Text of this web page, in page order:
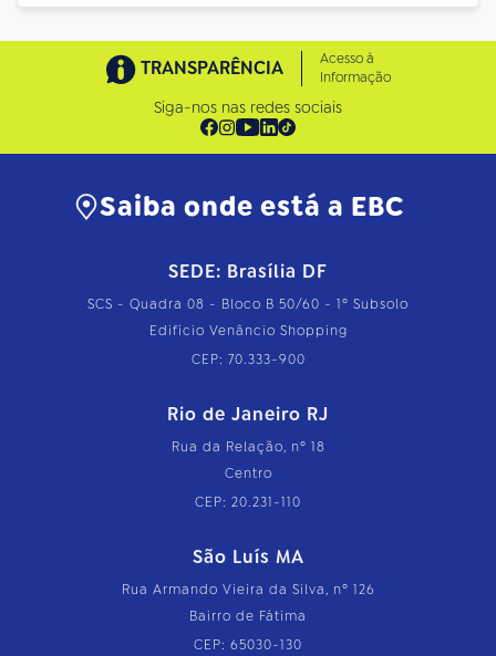
TRANSPARÊNCIA
Acesso à
Informação
Siga-nos nas redes sociais
Saiba onde está a EBC
SEDE: Brasília DF
SCS - Quadra 08 - Bloco B 50/60 - 1º Subsolo
Edifício Venâncio Shopping
CEP: 70.333-900
Rio de Janeiro RJ
Rua da Relação, nº 18
Centro
CEP: 20.231-110
São Luís MA
Rua Armando Vieira da Silva, nº 126
Bairro de Fátima
CEP: 65030-130